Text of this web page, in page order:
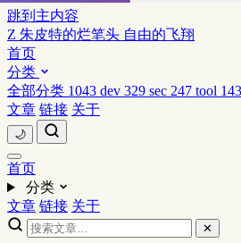
跳到主内容
Z 朱皮特的烂笔头 自由的飞翔
首页
分类
全部分类 1043 dev 329 sec 247 tool 143
文章 链接 关于
🌙
首页
分类
文章 链接 关于
✕